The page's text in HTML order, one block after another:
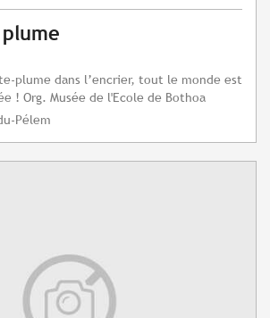
plume dans l’encrier, tout le monde est
! Org. Musée de l'Ecole de Bothoa
Pélem